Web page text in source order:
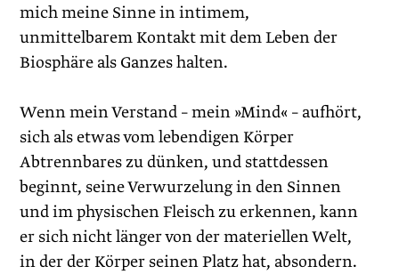
mich meine Sinne in intimem,
unmittelbarem Kontakt mit dem Leben der
Biosphäre als Ganzes halten.
Wenn mein Verstand – mein »Mind« – aufhört,
sich als ­etwas vom lebendigen Körper
Abtrennbares zu dünken, und stattdessen
beginnt, seine Verwurzelung in den Sinnen
und im physischen Fleisch zu erkennen, kann
er sich nicht länger von der materiellen Welt,
in der der Körper seinen Platz hat, absondern.